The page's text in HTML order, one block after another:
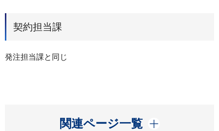
契約担当課
発注担当課と同じ
関連ページ一覧
開く